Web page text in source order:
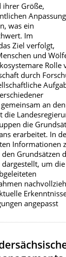
ihrer Größe,
was ein
Im
Ziel verfolgt,
und
Rolle
durch
an den
die
die
erarbeitet. In
Informationen
Grundsätzen
um die
angepasst